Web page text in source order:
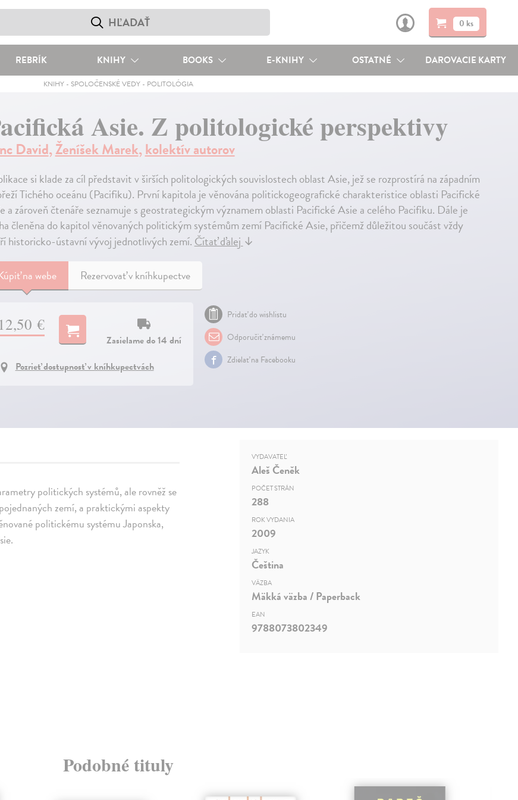
0 ks
REBRÍK KNIHY BOOKS E-KNIHY OSTATNÉ DAROVACIE KARTY
KNIHY- SPOLOČENSKÉ VEDY- POLITOLÓGIA
Asie. Z politologické perspektivy
David,Ženíšek Marek,kolektív autorov
si klade za cíl představit v širších politologických souvislostech oblast Asie, jež se rozprostírá na západním
Tichého oceánu (Pacifiku). První kapitola je věnována politickogeografické charakteristice oblasti Pacifické
a zároveň čtenáře seznamuje s geostrategickým významem oblasti Pacifické Asie a celého Pacifiku. Dále je
členěna do kapitol věnovaných politickým systémům zemí Pacifické Asie, přičemž důležitou součást vždy
historicko-ústavní vývoj jednotlivých zemí.Čítať ďalej↓
na webe Rezervovať v kníhkupectve
12,50 €
Zasielame do 14 dní
Pozrieť dostupnosť v kníhkupectvách
Pridať do wishlistu
Odporučiť známemu
Zdielať na Facebooku
politických systémů, ale rovněž se
zemí, a praktickými aspekty
politickému systému Japonska,
VYDAVATEĽ
Aleš Čeněk
POČET STRÁN
288
ROK VYDANIA
2009
JAZYK
Čeština
VÄZBA
Mäkká väzba / Paperback
EAN
9788073802349
Podobné tituly